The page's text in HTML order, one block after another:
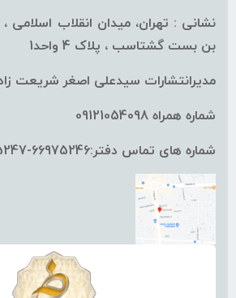
نشانی : تهران، میدان انقلاب اسلامی ،
بن بست گشتاسب ، پلاک 4 واحد1
مدیرانتشارات سیدعلی اصغر شریعت
شماره همراه 09121054098
شماره های تماس دفتر:66975246-66975247-66961522